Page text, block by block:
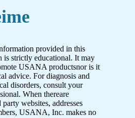
provided in this
is strictly educational. It may
USANA productsnor is it
advice. For diagnosis and
disorders, consult your
When thereare
websites, addresses
USANA, Inc. makes no